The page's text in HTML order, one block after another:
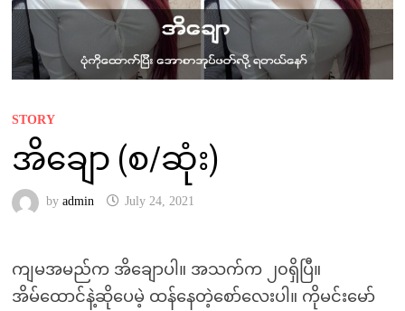
STORY
အိချော (စ/ဆုံး)
by admin July 24, 2021
ကျမအမည်က အိချောပါ။ အသက်က ၂၀ရှိပြီ။
အိမ်ထောင်နဲ့ဆိုပေမဲ့ ထန်နေတဲ့စော်လေးပါ။ ကိုမင်းမော်